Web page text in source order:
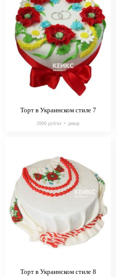
Торт в Украинском стиле 7
2000 руб/кг + декор
Торт в Украинском стиле 8